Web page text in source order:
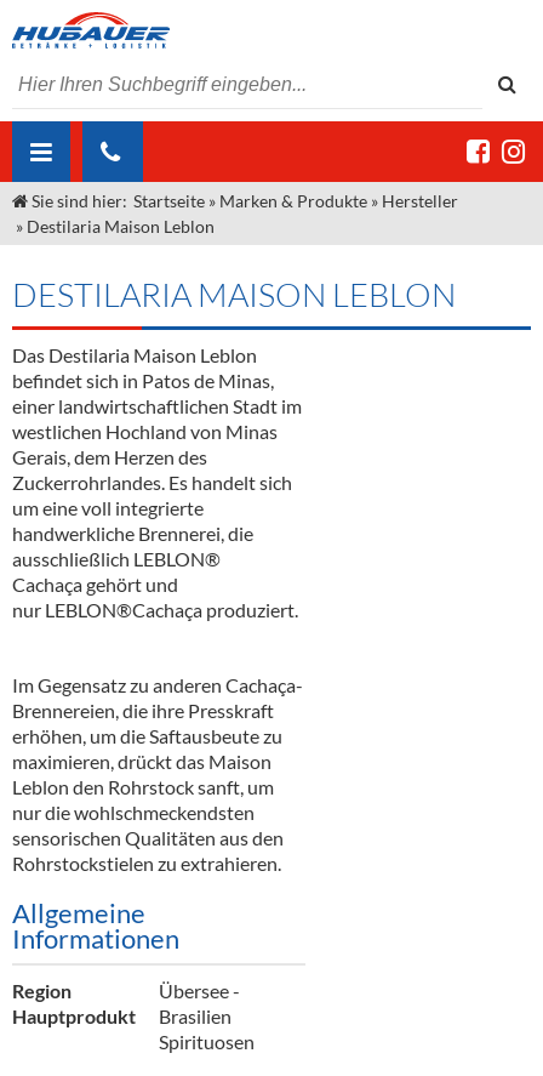
ÜBER UNS
Unser Liefergebiet
Unser Team
Kontakt
Angebote Gastronomie & Großhandel
Gastronomie
Großhandel
Innovation - Die Neue Art des Bierzapfens
"DroughtMaster"
Neuigkeiten
Termine
MARKEN & PRODUKTE
Weine & Schaumwein
Sirup
Spirituosen
Bier
Alkoholfreie Getränke
Öle & Küchenartikel
Barzubehör
Equipment
Verpackung
Hygieneartikel & Desinfektion
DIENSTLEISTUNGEN
Kommisionskauf & Lieferbedingungen
Fremddienstleistungen
Sie sind hier: Startseite » Marken & Produkte » Hersteller
» Destilaria Maison Leblon
DESTILARIA MAISON LEBLON
Das Destilaria Maison Leblon
befindet sich in Patos de Minas,
einer landwirtschaftlichen Stadt im
westlichen Hochland von Minas
Gerais, dem Herzen des
Zuckerrohrlandes. Es handelt sich
um eine voll integrierte
handwerkliche Brennerei, die
ausschließlich LEBLON®
Cachaça gehört und
nur LEBLON®Cachaça produziert.
Im Gegensatz zu anderen Cachaça-
Brennereien, die ihre Presskraft
erhöhen, um die Saftausbeute zu
maximieren, drückt das Maison
Leblon den Rohrstock sanft, um
nur die wohlschmeckendsten
sensorischen Qualitäten aus den
Rohrstockstielen zu extrahieren.
Allgemeine
Informationen
Region
Übersee -
Brasilien
Hauptprodukt
Spirituosen